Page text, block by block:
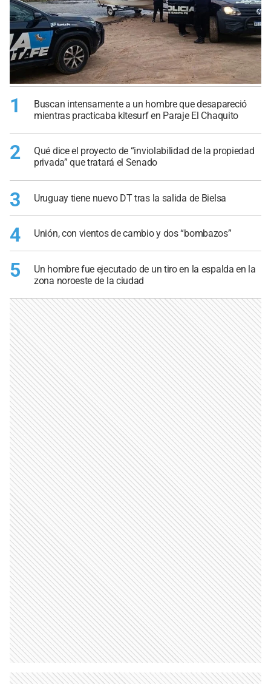
1
Buscan intensamente a un hombre que desapareció
mientras practicaba kitesurf en Paraje El Chaquito
2
Qué dice el proyecto de “inviolabilidad de la propiedad
privada” que tratará el Senado
3 Uruguay tiene nuevo DT tras la salida de Bielsa
4 Unión, con vientos de cambio y dos “bombazos”
5
Un hombre fue ejecutado de un tiro en la espalda en la
zona noroeste de la ciudad